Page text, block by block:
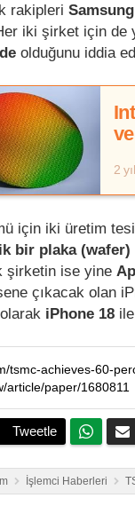
rakipleri Samsung
iki şirket için
olduğunu iddia
2
için iki üretim
bir plaka (wafer)
şirketin ise yine
çıkacak olan
iPhone 18
tsmc-achieves-60-
article/paper/1680811
Tweetle
İşlemci Haberleri